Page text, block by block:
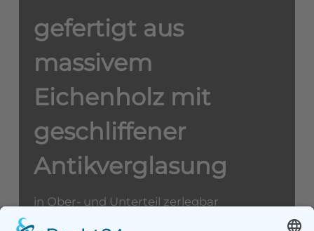
gefertigt aus
massivem
Eichenholz mit
geschliffener
Antikverglasung
in Ober- und Unterteil zerlegbar